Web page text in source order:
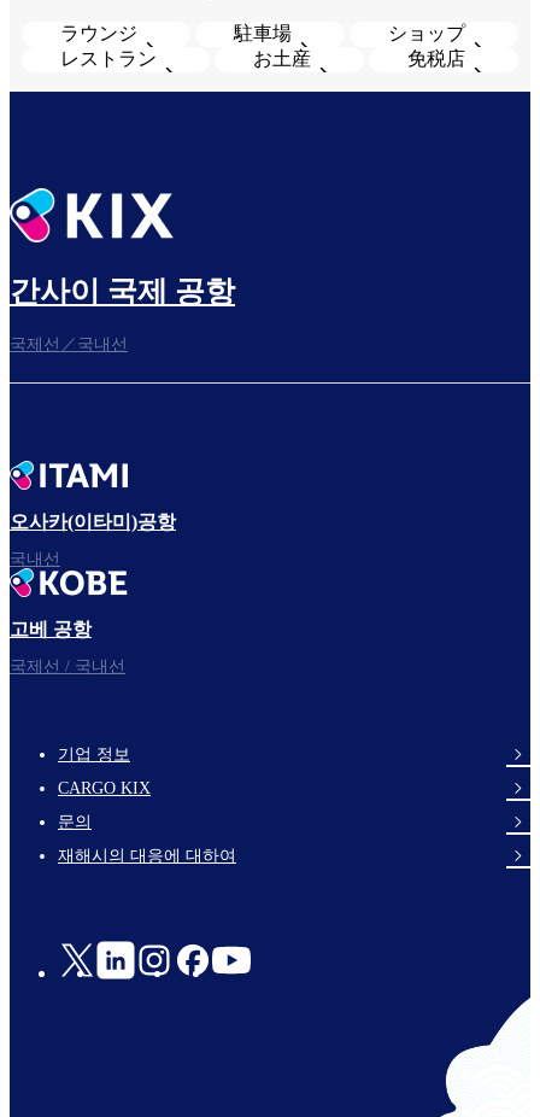
ラウンジ 駐車場
ショップ
レストラン
お土産 免税店
간사이 국제 공항
국제선／국내선
오사카(이타미)공항
국내선
고베 공항
국제선 / 국내선
footer-
links-
en-
기업 정보
CARGO KIX
문의
재해시의 대응에 대하여
Social